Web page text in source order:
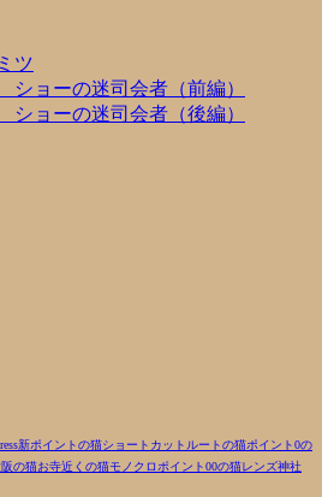
ツ
ショーの迷司会者（前編）
ショーの迷司会者（後編）
新ポイントの猫ショートカットルートの猫ポイント0の
の猫お寺近くの猫モノクロ ポイント00の猫レンズ神社